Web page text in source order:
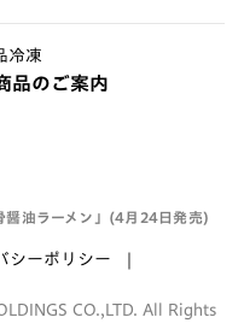
冷凍
品のご案内
醤油ラーメン」(4月24日発売)
シーポリシー
CO.,LTD. All Rights